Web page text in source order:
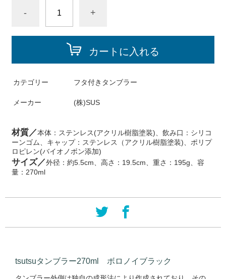
- +
カートに入れる
カテゴリー フタ付きタンブラー
メーカー (株)SUS
材質／本体：ステンレス(アクリル樹脂塗装)、飲み口：シリコ
ーンゴム、キャップ：ステンレス（アクリル樹脂塗装)、ポリプ
ロピレン(バイオノボン添加)
サイズ／外径：約5.5cm、高さ：19.5cm、重さ：195g、容
量：270ml
tsutsuタンブラー270ml ボロノイブラック